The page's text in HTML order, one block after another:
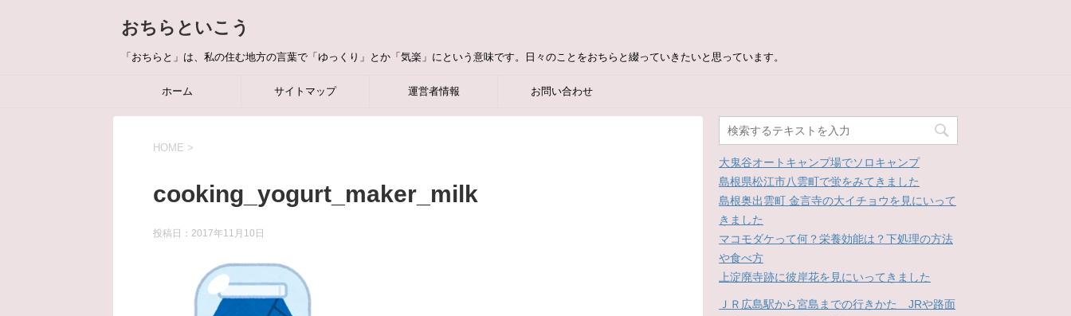
おちらといこう
「おちらと」は、私の住む地方の言葉で「ゆっくり」とか「気楽」にという意味です。日々のことをおちらと綴っていきたいと思っています。
ホーム サイトマップ 運営者情報 お問い合わせ
HOME >
cooking_yogurt_maker_milk
投稿日： 2017年11月10日
大鬼谷オートキャンプ場でソロキャンプ
島根県松江市八雲町で蛍をみてきました
島根奥出雲町 金言寺の大イチョウを見にいって
きました
マコモダケって何？栄養効能は？下処理の方法
や食べ方
上淀廃寺跡に彼岸花を見にいってきました
ＪＲ広島駅から宮島までの行きかた JRや路面